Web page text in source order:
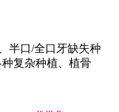
半口/全口牙缺失种
复杂种植、植骨